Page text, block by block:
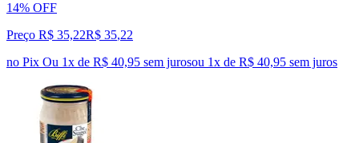
14% OFF
Preço R$ 35,22R$ 35,22
no Pix Ou 1x de R$ 40,95 sem jurosou 1x de R$ 40,95 sem juros